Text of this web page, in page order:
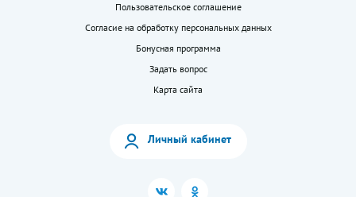
Пользовательское соглашение
Согласие на обработку персональных данных
Бонусная программа
Задать вопрос
Карта сайта
Личный кабинет